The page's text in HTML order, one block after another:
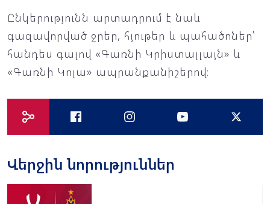
Ընկերությունն արտադրում է նաև
գազավորված ջրեր, հյութեր և պահածոներ՝
հանդես գալով «Գառնի Կրիստալլայն» և
«Գառնի Կոլա» ապրանքանիշերով։
Վերջին նորություններ